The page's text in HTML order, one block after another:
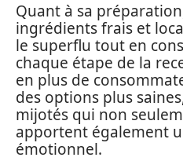
Quant à sa
ingrédients frais et
le superflu tout en
chaque étape de la
en plus de
des options plus
mijotés qui non
apportent également
émotionnel.